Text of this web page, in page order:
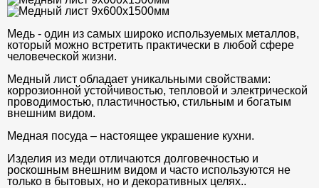
ДЕКОРАТИВНЫЙ УГОЛОК
МЕТАЛЛИЧЕСКИЕ ПОРОГИ НАПОЛЬНЫЕ (ДЛЯ ПОЛА),
РАСКЛАДКА, ПЛИНТУС
АКЦИИ
НЕДОРОГОЙ МЕТАЛЛОПРОКАТ
Медь - один из самых широко используемых металлов,
который можно встретить практически в любой сфере
человеческой жизни.
Медный лист обладает уникальными свойствами:
коррозионной устойчивостью, тепловой и электрической
проводимостью, пластичностью, стильным и богатым
внешним видом.
Медная посуда – настоящее украшение кухни.
Изделия из меди отличаются долговечностью и
роскошным внешним видом и часто используются не
только в бытовых, но и декоративных целях..